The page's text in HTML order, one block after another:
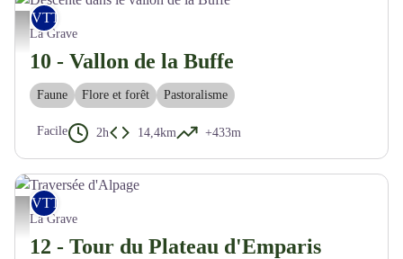
Descente dans le vallon de la Buffe - M. Buffet
VTT
La Grave
10 - Vallon de la Buffe
Faune Flore et forêt Pastoralisme
Facile 2h 14,4km +433m
Traversée d'Alpage - M. Buffet
VTT
La Grave
12 - Tour du Plateau d'Emparis